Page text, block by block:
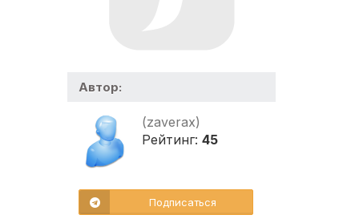
Автор:
(zaverax)
Рейтинг: 45
Подписаться